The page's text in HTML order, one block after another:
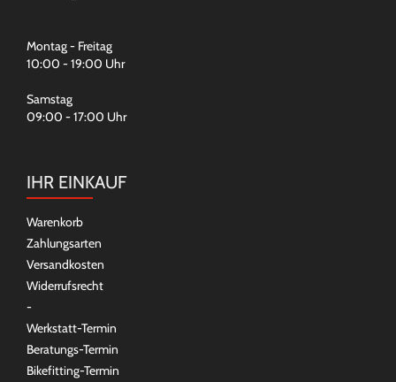
Montag - Freitag
10:00 - 19:00 Uhr
Samstag
09:00 - 17:00 Uhr
IHR EINKAUF
Warenkorb
Zahlungsarten
Versandkosten
Widerrufsrecht
-
Werkstatt-Termin
Beratungs-Termin
Bikefitting-Termin